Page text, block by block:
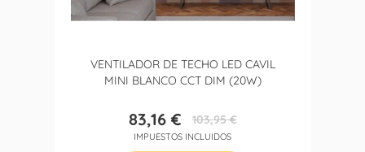
VENTILADOR DE TECHO LED CAVIL
MINI BLANCO CCT DIM (20W)
Precio
83,16 € Precio
base
103,95 €
IMPUESTOS INCLUIDOS